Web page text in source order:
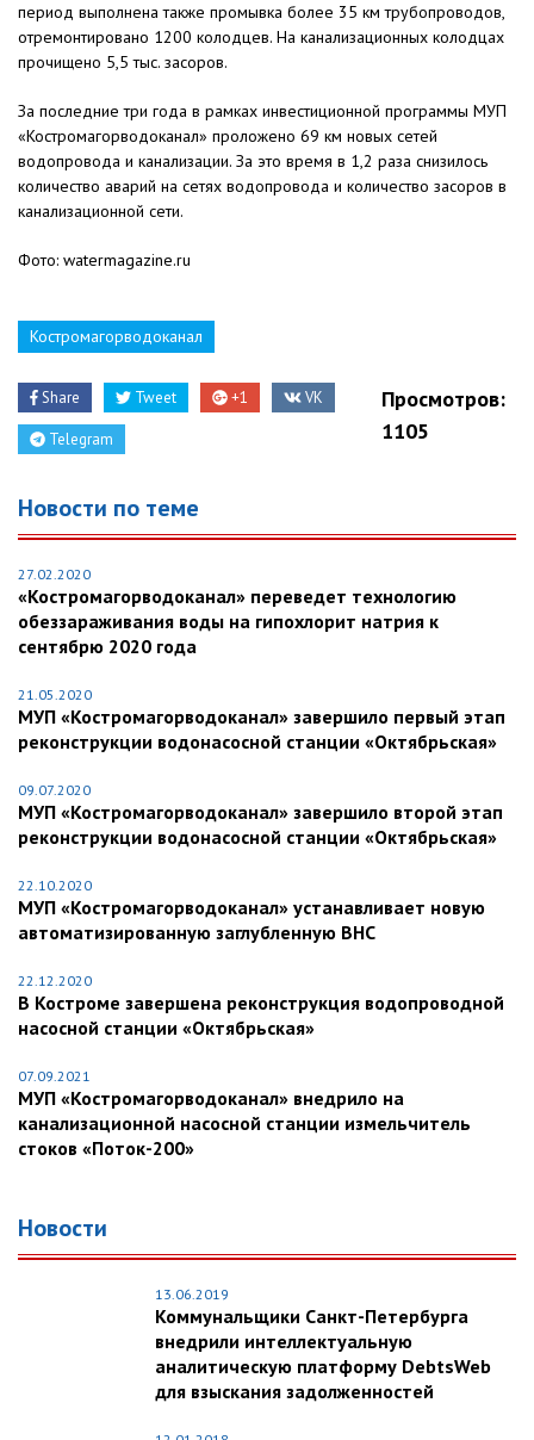
период выполнена также промывка более 35 км трубопроводов,
отремонтировано 1200 колодцев. На канализационных колодцах
прочищено 5,5 тыс. засоров.
За последние три года в рамках инвестиционной программы МУП
«Костромагорводоканал» проложено 69 км новых сетей
водопровода и канализации. За это время в 1,2 раза снизилось
количество аварий на сетях водопровода и количество засоров в
канализационной сети.
Фото: watermagazine.ru
Костромагорводоканал
Share Tweet +1 VK
Telegram
Просмотров:
1105
Новости по теме
27.02.2020
«Костромагорводоканал» переведет технологию
обеззараживания воды на гипохлорит натрия к
сентябрю 2020 года
21.05.2020
МУП «Костромагорводоканал» завершило первый этап
реконструкции водонасосной станции «Октябрьская»
09.07.2020
МУП «Костромагорводоканал» завершило второй этап
реконструкции водонасосной станции «Октябрьская»
22.10.2020
МУП «Костромагорводоканал» устанавливает новую
автоматизированную заглубленную ВНС
22.12.2020
В Костроме завершена реконструкция водопроводной
насосной станции «Октябрьская»
07.09.2021
МУП «Костромагорводоканал» внедрило на
канализационной насосной станции измельчитель
стоков «Поток-200»
Новости
13.06.2019
Коммунальщики Санкт-Петербурга
внедрили интеллектуальную
аналитическую платформу DebtsWeb
для взыскания задолженностей